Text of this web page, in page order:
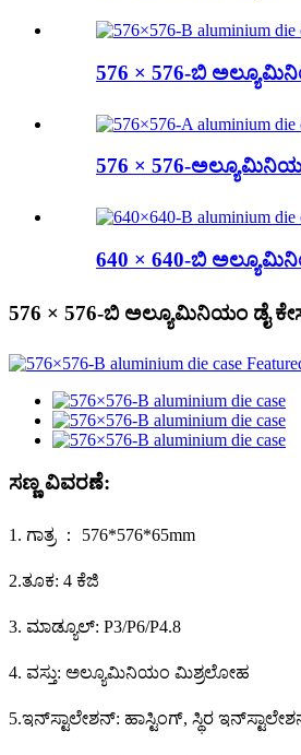
576 × 576-ಬಿ
576 × 576-
640 × 640-ಬಿ
576 × 576-ಬಿ ಅಲ್ಯೂಮಿನಿಯಂ ಡೈ
ಸಣ್ಣ ವಿವರಣೆ:
1. ಗಾತ್ರ ： 576*576*65mm
2.ತೂಕ: 4 ಕೆಜಿ
3. ಮಾಡ್ಯೂಲ್: P3/P6/P4.8
4. ವಸ್ತು: ಅಲ್ಯೂಮಿನಿಯಂ ಮಿಶ್ರಲೋಹ
5.ಇನ್‌ಸ್ಟಾಲೇಶನ್: ಹಾಸ್ಟಿಂಗ್, ಸ್ಥಿರ